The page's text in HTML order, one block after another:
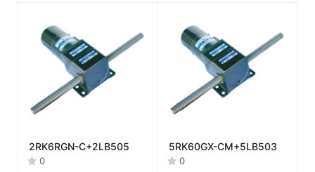
2RK6RGN-C+2LB505
0
5RK60GX-CM+5LB503
0